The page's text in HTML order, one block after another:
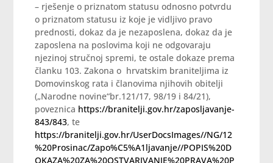
– rješenje o priznatom statusu odnosno potvrdu
o priznatom statusu iz koje je vidljivo pravo
prednosti, dokaz da je nezaposlena, dokaz da je
zaposlena na poslovima koji ne odgovaraju
njezinoj stručnoj spremi, te ostale dokaze prema
članku 103. Zakona o hrvatskim braniteljima iz
Domovinskog rata i članovima njihovih obitelji
(„Narodne novine“br.121/17, 98/19 i 84/21),
poveznica https://branitelji.gov.hr/zaposljavanje-
843/843, te
https://branitelji.gov.hr/UserDocsImages//NG/12
%20Prosinac/Zapo%C5%A1ljavanje//POPIS%20D
OKAZA%20ZA%20OSTVARIVANJE%20PRAVA%20P